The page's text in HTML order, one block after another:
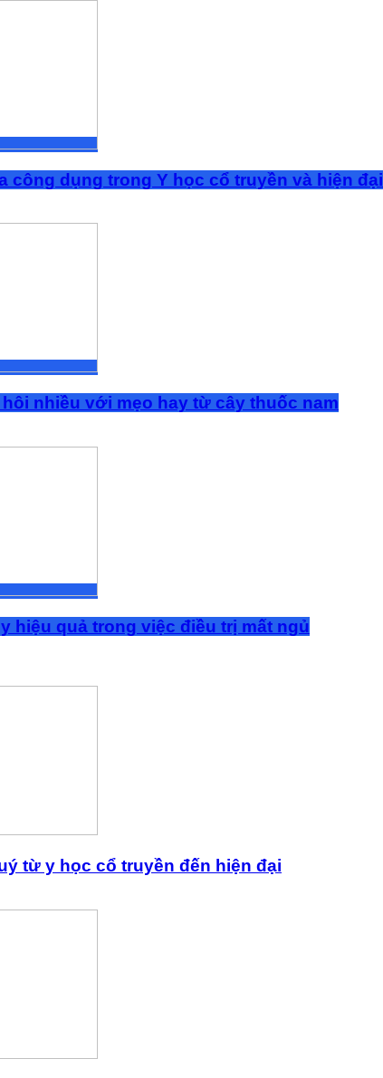
công dụng trong Y học cổ truyền và hiện đại
nhiều với mẹo hay từ cây thuốc nam
hiệu quả trong việc điều trị mất ngủ
từ y học cổ truyền đến hiện đại